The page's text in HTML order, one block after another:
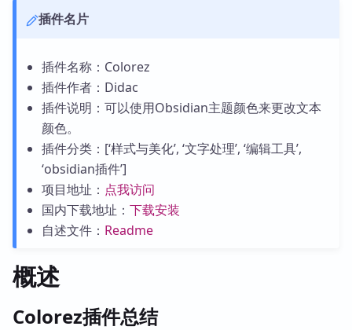
插件名片
插件名称：Colorez
插件作者：Didac
插件说明：可以使用Obsidian主题颜色来更改文本
颜色。
插件分类：[‘样式与美化’, ‘文字处理’, ‘编辑工具’,
‘obsidian插件’]
项目地址： 点我访问
国内下载地址： 下载安装
自述文件： Readme
概述
Colorez插件总结